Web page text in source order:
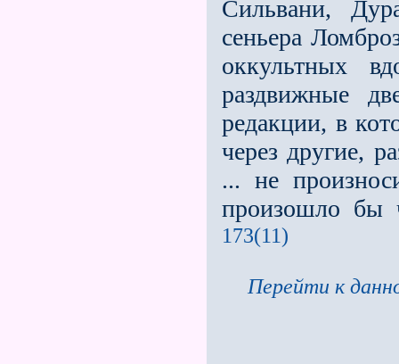
Сильвани,
сеньера
оккультных
раздвижные
редакции, в
через другие,
... не
произошло бы
173(11)
Перейти к